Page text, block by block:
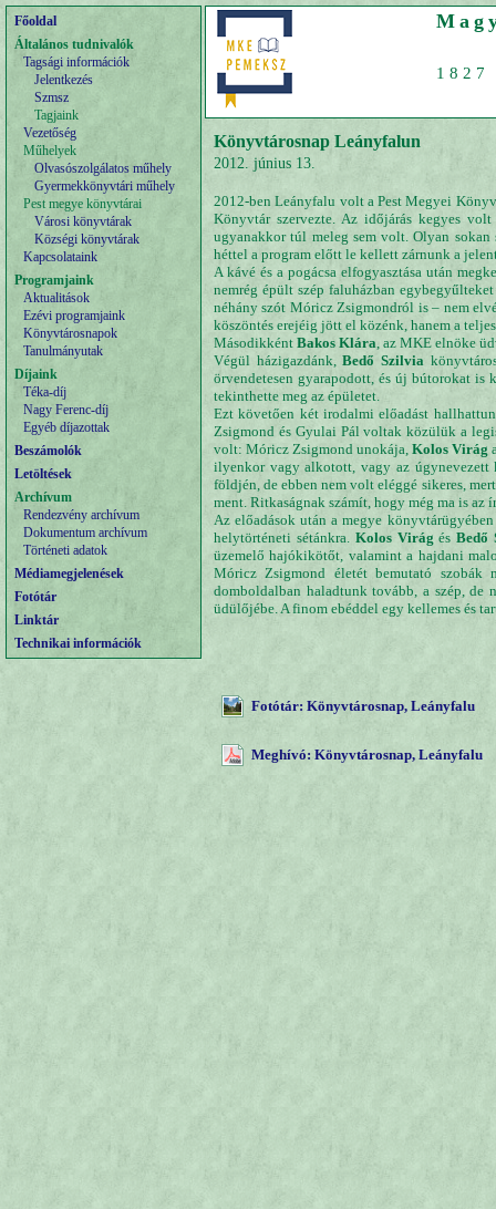
Főoldal
Általános tudnivalók
Tagsági információk
Jelentkezés
Szmsz
Tagjaink
Vezetőség
Műhelyek
Olvasószolgálatos műhely
Gyermekkönyvtári műhely
Pest megye könyvtárai
Városi könyvtárak
Községi könyvtárak
Kapcsolataink
Programjaink
Aktualitások
Ezévi programjaink
Könyvtárosnapok
Tanulmányutak
Díjaink
Téka-díj
Nagy Ferenc-díj
Egyéb díjazottak
Beszámolók
Letöltések
Archívum
Rendezvény archívum
Dokumentum archívum
Történeti adatok
Médiamegjelenések
Fotótár
Linktár
Technikai információk
Könyvtárosnap Leányfalun
2012. június 13.
2012-ben Leányfalu volt a Pest Megyei
Könyvtár szervezte. Az időjárás kegyes
ugyanakkor túl meleg sem volt. Olyan sokan
héttel a program előtt le kellett zárnunk a
A kávé és a pogácsa elfogyasztása után
nemrég épült szép faluházban
néhány szót Móricz Zsigmondról is – nem
köszöntés erejéig jött el közénk, hanem a
Másodikként Bakos Klára, az MKE elnöke
Végül házigazdánk,Bedő Szilvia
örvendetesen gyarapodott, és új bútorokat
tekinthette meg az épületet.
Ezt követően két irodalmi előadást
Zsigmond és Gyulai Pál voltak közülük a
volt: Móricz Zsigmond unokája,Kolos Virág
ilyenkor vagy alkotott, vagy az úgynevezett
földjén, de ebben nem volt eléggé sikeres,
ment. Ritkaságnak számít, hogy még ma is
Az előadások után a megye
helytörténeti sétánkra. Kolos Virág ésBedő
üzemelő hajókikötőt, valamint a hajdani
Móricz Zsigmond életét bemutató
domboldalban haladtunk tovább, a szép, de
üdülőjébe. A finom ebéddel egy kellemes és
Fotótár: Könyvtárosnap, Leányfalu
Meghívó: Könyvtárosnap, Leányfalu